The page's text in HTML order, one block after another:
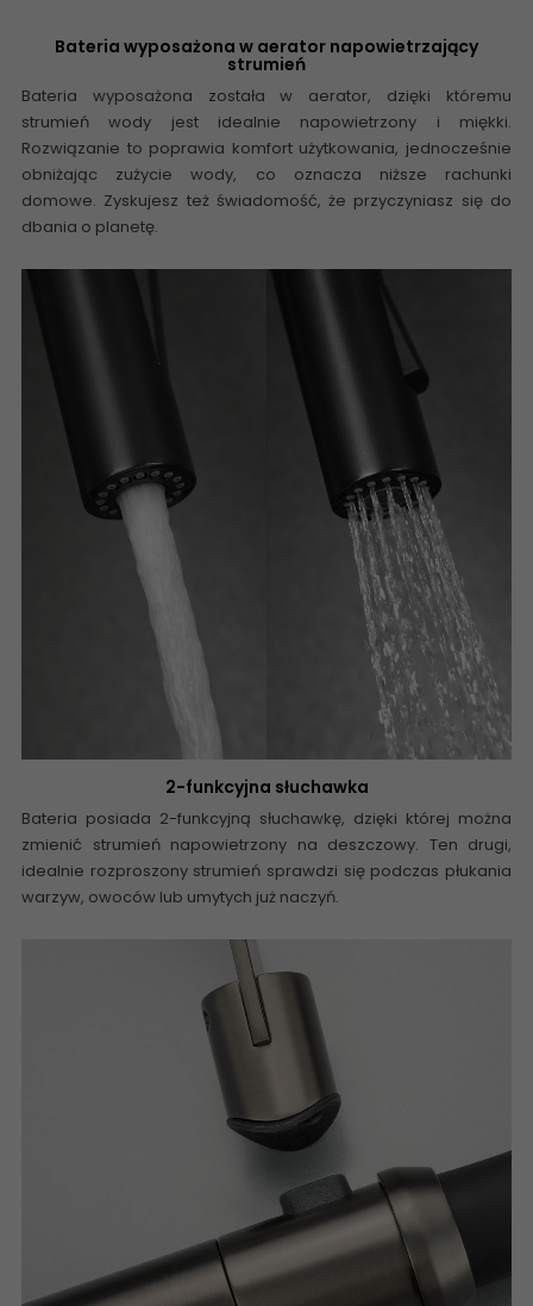
Bateria wyposażona w aerator napowietrzający
strumień
Bateria wyposażona została w aerator, dzięki któremu
strumień wody jest idealnie napowietrzony i miękki.
Rozwiązanie to poprawia komfort użytkowania, jednocześnie
obniżając zużycie wody, co oznacza niższe rachunki
domowe. Zyskujesz też świadomość, że przyczyniasz się do
dbania o planetę.
2-funkcyjna słuchawka
Bateria posiada 2-funkcyjną słuchawkę, dzięki której można
zmienić strumień napowietrzony na deszczowy. Ten drugi,
idealnie rozproszony strumień sprawdzi się podczas płukania
warzyw, owoców lub umytych już naczyń.